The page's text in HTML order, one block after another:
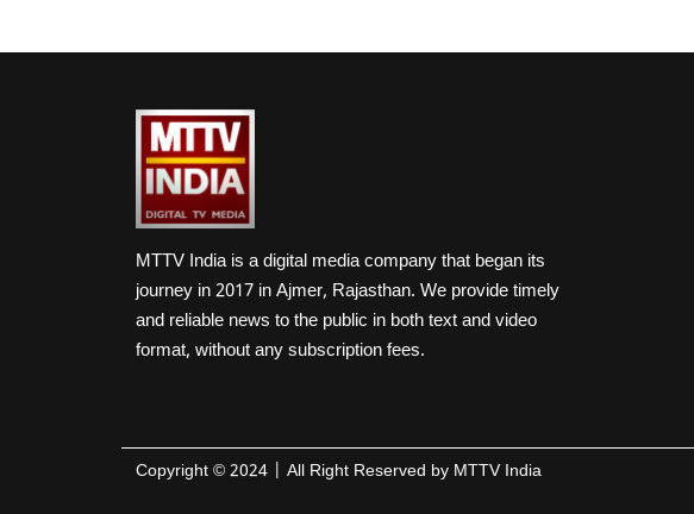
MTTV India is a digital media company that began its
journey in 2017 in Ajmer, Rajasthan. We provide timely
and reliable news to the public in both text and video
format, without any subscription fees.
Copyright © 2024 | All Right Reserved by MTTV India